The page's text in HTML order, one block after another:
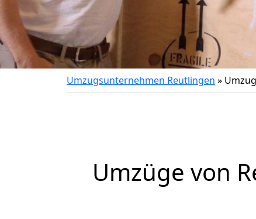
Umzugsunternehmen Reutlingen »
Umzüge von